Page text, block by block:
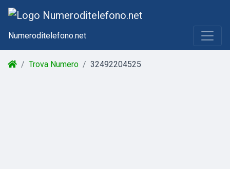
Numeroditelefono.net
Trova Numero 32492204525